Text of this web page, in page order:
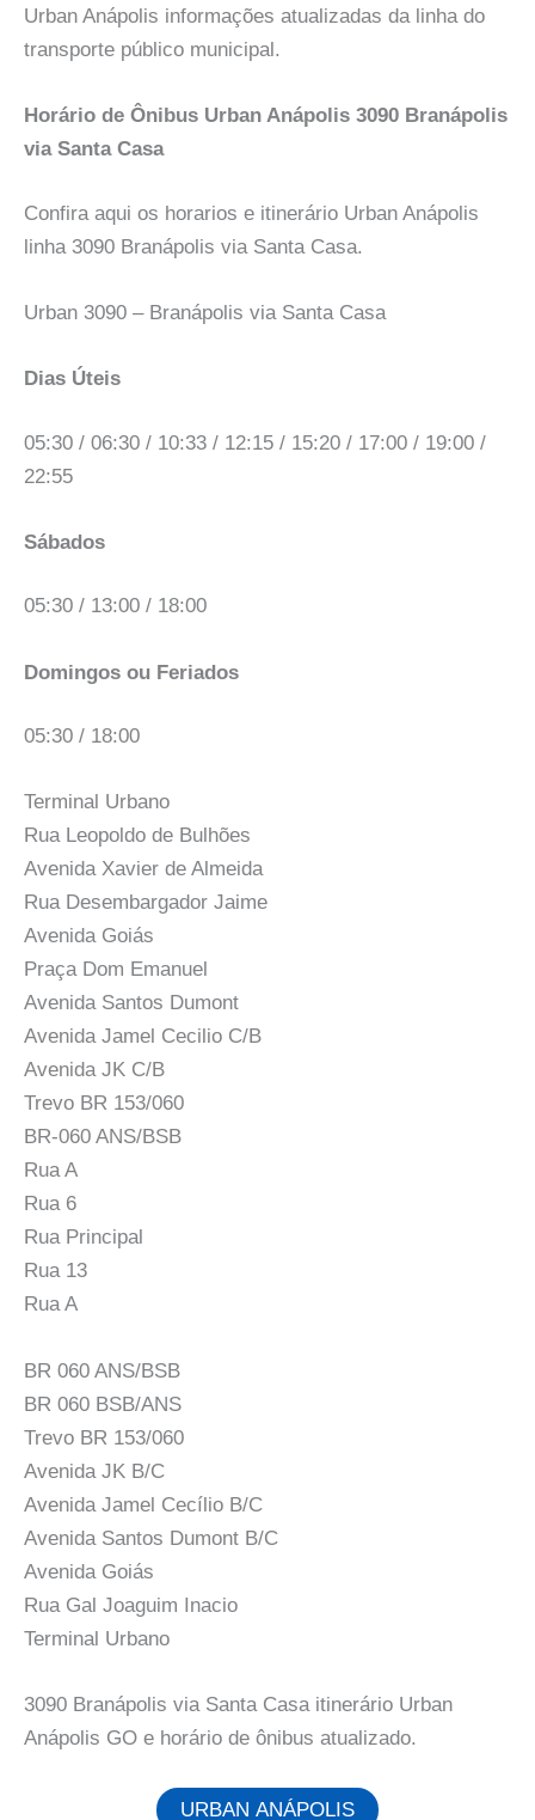
Urban Anápolis informações atualizadas da linha do
transporte público municipal.
Horário de Ônibus Urban Anápolis 3090 Branápolis
via Santa Casa
Confira aqui os horarios e itinerário Urban Anápolis
linha 3090 Branápolis via Santa Casa.
Urban 3090 – Branápolis via Santa Casa
Dias Úteis
05:30 / 06:30 / 10:33 / 12:15 / 15:20 / 17:00 / 19:00 /
22:55
Sábados
05:30 / 13:00 / 18:00
Domingos ou Feriados
05:30 / 18:00
Terminal Urbano
Rua Leopoldo de Bulhões
Avenida Xavier de Almeida
Rua Desembargador Jaime
Avenida Goiás
Praça Dom Emanuel
Avenida Santos Dumont
Avenida Jamel Cecilio C/B
Avenida JK C/B
Trevo BR 153/060
BR-060 ANS/BSB
Rua A
Rua 6
Rua Principal
Rua 13
Rua A
BR 060 ANS/BSB
BR 060 BSB/ANS
Trevo BR 153/060
Avenida JK B/C
Avenida Jamel Cecílio B/C
Avenida Santos Dumont B/C
Avenida Goiás
Rua Gal Joaguim Inacio
Terminal Urbano
3090 Branápolis via Santa Casa itinerário Urban
Anápolis GO e horário de ônibus atualizado.
URBAN ANÁPOLIS